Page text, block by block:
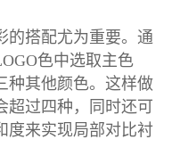
的搭配尤为重要。通
色中选取主色
种其他颜色。这样做
过四种，同时还可
度来实现局部对比衬